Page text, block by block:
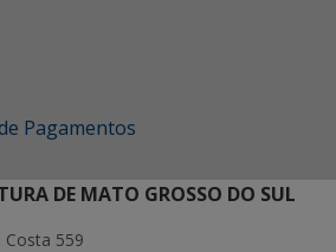
Pagamentos
DE MATO GROSSO DO SUL
Costa 559